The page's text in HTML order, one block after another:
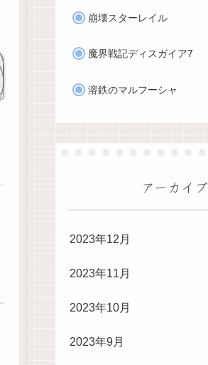
崩壊スターレイル
魔界戦記ディスガイア7
溶鉄のマルフーシャ
アーカイブ
2023年12月
2023年11月
2023年10月
2023年9月